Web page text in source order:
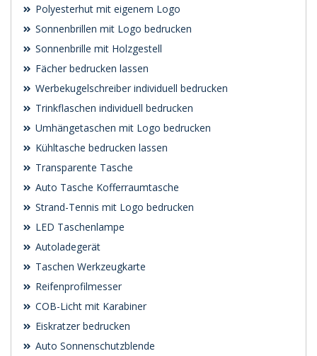
Polyesterhut mit eigenem Logo
Sonnenbrillen mit Logo bedrucken
Sonnenbrille mit Holzgestell
Fächer bedrucken lassen
Werbekugelschreiber individuell bedrucken
Trinkflaschen individuell bedrucken
Umhängetaschen mit Logo bedrucken
Kühltasche bedrucken lassen
Transparente Tasche
Auto Tasche Kofferraumtasche
Strand-Tennis mit Logo bedrucken
LED Taschenlampe
Autoladegerät
Taschen Werkzeugkarte
Reifenprofilmesser
COB-Licht mit Karabiner
Eiskratzer bedrucken
Auto Sonnenschutzblende